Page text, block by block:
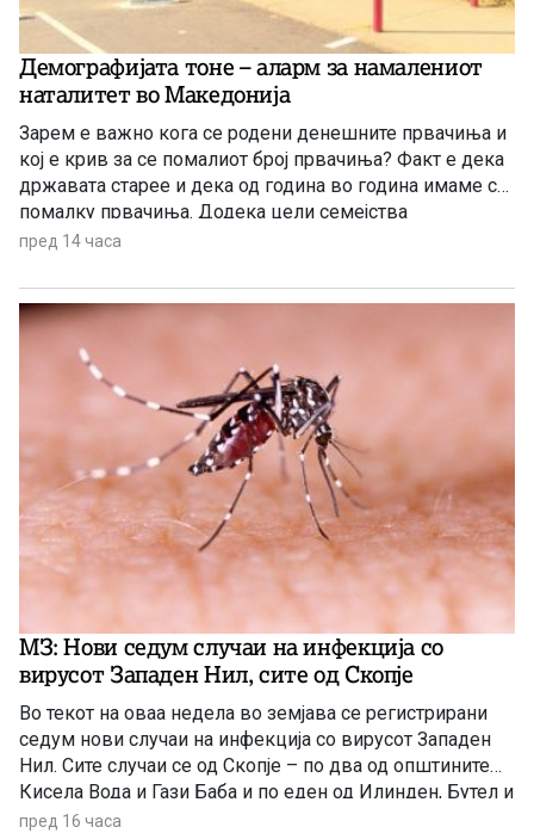
Демографијата тоне – аларм за намалениот
наталитет во Македонија
Зарем е важно кога се родени денешните првачиња и
кој е крив за се помалиот број првачиња? Факт е дека
државата старее и дека од година во година имаме се
помалку првачиња. Додека цели семејства
заминуваат од државата, политичарите си наоѓаат нова
итни мерки за да се спречи одливот на млади.
пред 14 часа
МЗ: Нови седум случаи на инфекција со
вирусот Западен Нил, сите од Скопје
Во текот на оваа недела во земјава се регистрирани
седум нови случаи на инфекција со вирусот Западен
Нил. Сите случаи се од Скопје – по два од општините
Кисела Вода и Гази Баба и по еден од Илинден, Бутел и
Аеродром. Новозаболените лица се на возраст од 60
пред 16 часа